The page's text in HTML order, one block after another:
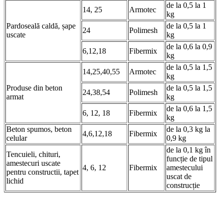
Pardoseală caldă, șape
uscate
14, 25 Armotec
de la 0,5 la 1
kg
24
Polimesh
de la 0,5 la 1
kg
6,12,18
Fibermix
de la 0,6 la 0,9
kg
Produse din beton
armat
14,25,40,55 Armotec
de la 0,5 la 1,5
kg
24,38,54
Polimesh
de la 0,5 la 1,5
kg
6, 12, 18
Fibermix
de la 0,6 la 1,5
kg
Beton spumos, beton
celular
4,6,12,18 Fibermix
de la 0,3 kg la
0,9 kg
Tencuieli, chituri,
amestecuri uscate
pentru constructii, tapet
lichid
4, 6, 12 Fibermix
de la 0,1 kg în
funcție de tipul
amestecului
uscat de
construcție